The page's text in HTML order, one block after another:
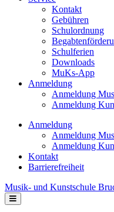
Kontakt
Gebühren
Schulordnung
Schulferien
Downloads
MuKs-App
Anmeldung
Anmeldung
Anmeldung
Anmeldung
Anmeldung
Anmeldung
Kontakt
Barrierefreiheit
Musik- und Kunstschule
Navigation